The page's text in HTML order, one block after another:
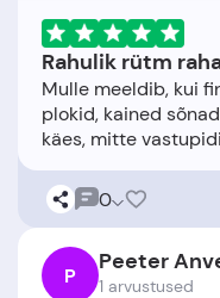
Rahulik rütm
Mulle meeldib, kui
plokid, kained
0
P Peeter
1 arvustused